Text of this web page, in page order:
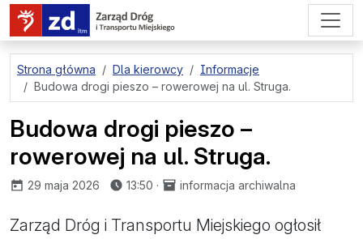
przejdź do treści strony
Strona główna Dla kierowcy
Informacje
Budowa drogi pieszo – rowerowej na ul. Struga.
Budowa drogi pieszo –
rowerowej na ul. Struga.
opublikowano:
29 maja 2026 13:50 · informacja archiwalna
Zarząd Dróg i Transportu Miejskiego ogłosił